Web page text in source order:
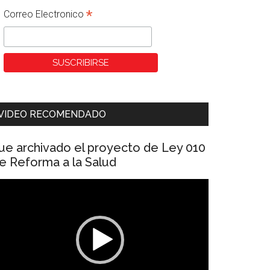
Correo Electronico *
RECOMENDADO
archivado el proyecto de Ley 010
Reforma a la Salud